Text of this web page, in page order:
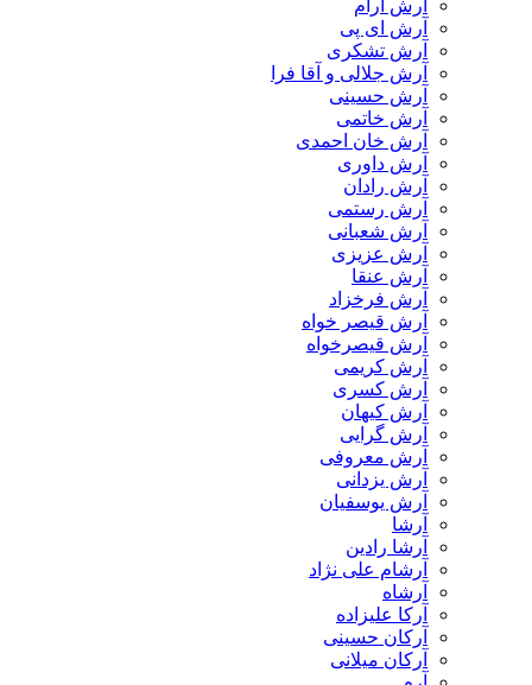
آرش آرام
آرش ای پی
آرش تشکری
آرش جلالی و آقا فرا
آرش حسینی
آرش خاتمی
آرش خان احمدی
آرش داوری
آرش رادان
آرش رستمى
آرش شعبانی
آرش عزیزی
آرش عنقا
آرش فرخزاد
آرش قیصر خواه
آرش قیصرخواه
آرش کریمی
آرش کسری
آرش کیهان
آرش گرایی
آرش معروفی
آرش یزدانی
آرش یوسفیان
آرشا
آرشا رادین
آرشام علی نژاد
آرشاه
آرکا علیزاده
آرکان حسینی
آرکان میلانی